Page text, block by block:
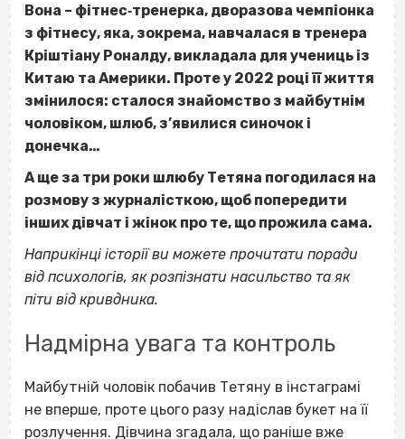
Вона – фітнес‐тренерка, дворазова чемпіонка
з фітнесу, яка, зокрема, навчалася в тренера
Кріштіану Роналду, викладала для учениць із
Китаю та Америки. Проте у 2022 році її життя
змінилося: сталося знайомство з майбутнім
чоловіком, шлюб, з’явилися синочок і
донечка…
А ще за три роки шлюбу Тетяна погодилася на
розмову з журналісткою, щоб попередити
інших дівчат і жінок про те, що прожила сама.
Наприкінці історії ви можете прочитати поради
від психологів, як розпізнати насильство та як
піти від кривдника.
Надмірна увага та контроль
Майбутній чоловік побачив Тетяну в інстаграмі
не вперше, проте цього разу надіслав букет на її
розлучення. Дівчина згадала, що раніше вже